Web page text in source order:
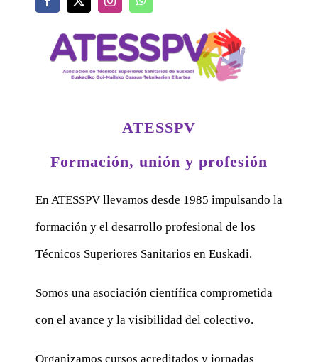
ATESSPV
Formación, unión y profesión
En ATESSPV llevamos desde 1985 impulsando la
formación y el desarrollo profesional de los
Técnicos Superiores Sanitarios en Euskadi.
Somos una asociación científica comprometida
con el avance y la visibilidad del colectivo.
Organizamos cursos acreditados y jornadas